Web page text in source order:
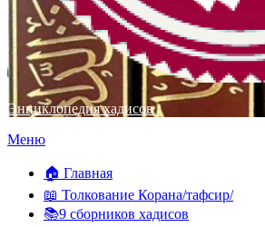
Энциклопедия хадисов
Перейти
содержимому
Меню
🏠 Главная
📖 Толкование Корана/тафсир/
📚9 сборников хадисов